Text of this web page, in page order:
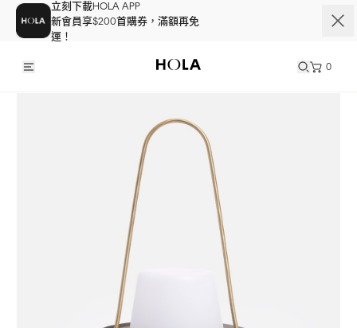
立刻下載HOLA APP
新會員享$200首購券，滿額再免
運！
0